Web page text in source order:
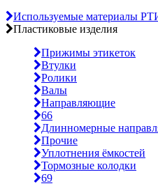
Используемые материалы
Пластиковые изделия
Прижимы этикеток
Втулки
Ролики
Валы
Направляющие
66
Длинномерные
Прочие
Уплотнения ёмкостей
Тормозные колодки
69